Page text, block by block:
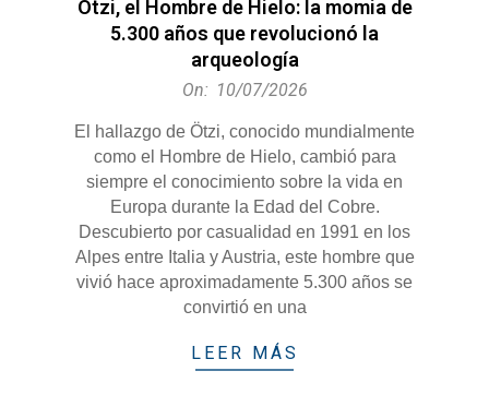
Ötzi, el Hombre de Hielo: la momia de
5.300 años que revolucionó la
arqueología
10
On: 10/07/2026
El hallazgo de Ötzi, conocido mundialmente
como el Hombre de Hielo, cambió para
siempre el conocimiento sobre la vida en
Europa durante la Edad del Cobre.
Descubierto por casualidad en 1991 en los
Alpes entre Italia y Austria, este hombre que
vivió hace aproximadamente 5.300 años se
convirtió en una
LEER MÁS